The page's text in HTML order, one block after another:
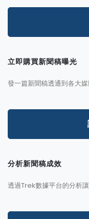
立即購買新聞稿曝光
發一篇新聞稿透通到各大
分析新聞稿成效
透過Trek數據平台的分析